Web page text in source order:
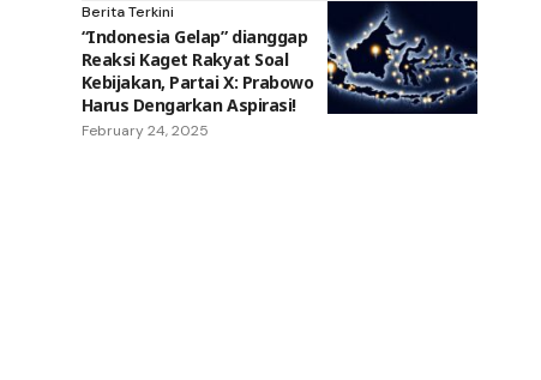
Berita Terkini
“Indonesia Gelap” dianggap
Reaksi Kaget Rakyat Soal
Kebijakan, Partai X: Prabowo
Harus Dengarkan Aspirasi!
February 24, 2025